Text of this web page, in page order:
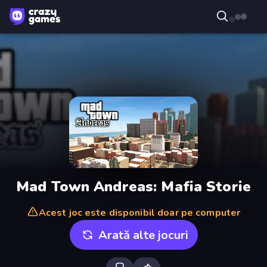
Mad Town Andreas: Mafia Storie
Acest joc este disponibil doar pe computer
Arată alte jocuri